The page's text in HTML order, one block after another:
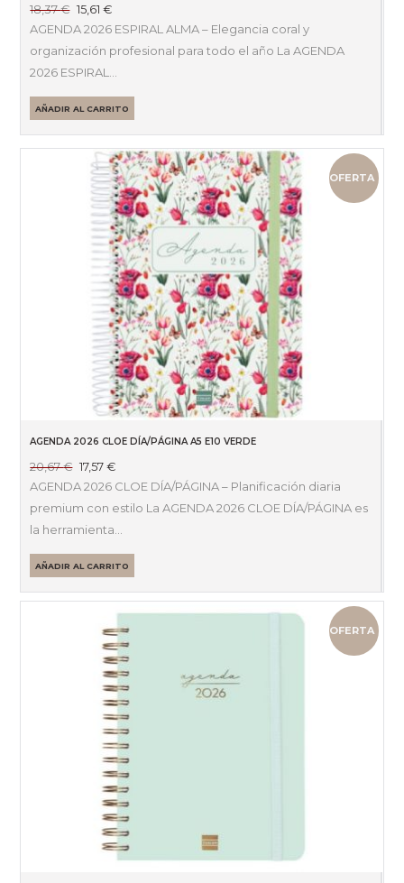
18,37€ El
precio
era:
18,37 €.
15,61€El
precio
es:
15,61 €.
AGENDA 2026 ESPIRAL ALMA – Elegancia coral y
organización profesional para todo el año La AGENDA
2026 ESPIRAL…
AÑADIR AL CARRITO
OFERTA
AGENDA 2026 CLOE DÍA/PÁGINA A5 E10 VERDE
20,67€ El
precio
era:
20,67 €.
17,57€El
precio
es:
17,57 €.
AGENDA 2026 CLOE DÍA/PÁGINA – Planificación diaria
premium con estilo La AGENDA 2026 CLOE DÍA/PÁGINA es
la herramienta…
AÑADIR AL CARRITO
OFERTA